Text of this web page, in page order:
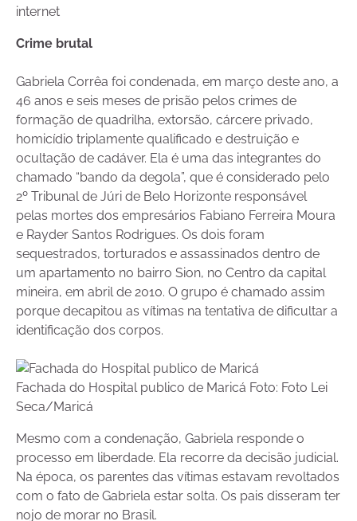
internet
Crime brutal
Gabriela Corrêa foi condenada, em março deste ano, a
46 anos e seis meses de prisão pelos crimes de
formação de quadrilha, extorsão, cárcere privado,
homicídio triplamente qualificado e destruição e
ocultação de cadáver. Ela é uma das integrantes do
chamado “bando da degola”, que é considerado pelo
2º Tribunal de Júri de Belo Horizonte responsável
pelas mortes dos empresários Fabiano Ferreira Moura
e Rayder Santos Rodrigues. Os dois foram
sequestrados, torturados e assassinados dentro de
um apartamento no bairro Sion, no Centro da capital
mineira, em abril de 2010. O grupo é chamado assim
porque decapitou as vítimas na tentativa de dificultar a
identificação dos corpos.
Fachada do Hospital publico de Maricá Foto: Foto Lei
Seca/Maricá
Mesmo com a condenação, Gabriela responde o
processo em liberdade. Ela recorre da decisão judicial.
Na época, os parentes das vítimas estavam revoltados
com o fato de Gabriela estar solta. Os pais disseram ter
nojo de morar no Brasil.